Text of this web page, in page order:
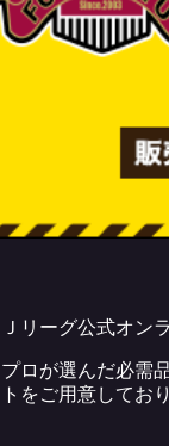
Ｊリーグ公式オン
プロが選んだ必需
トをご用意してお